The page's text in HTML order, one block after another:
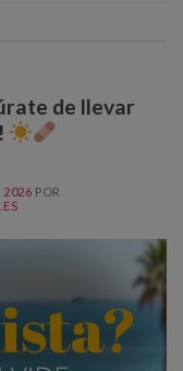
de llevar
2026 POR